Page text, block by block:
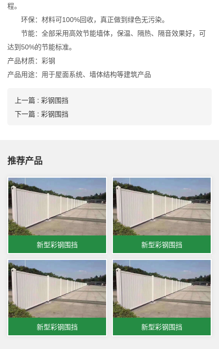
程。
环保：材料可100%回收，真正做到绿色无污染。
节能：全部采用高效节能墙体，保温、隔热、隔音效果好，可
达到50%的节能标准。
产品材质：彩钢
产品用途：用于屋面系统、墙体结构等建筑产品
上一篇 : 彩钢围挡
下一篇 : 彩钢围挡
推荐产品
新型彩钢围挡 新型彩钢围挡
新型彩钢围挡 新型彩钢围挡